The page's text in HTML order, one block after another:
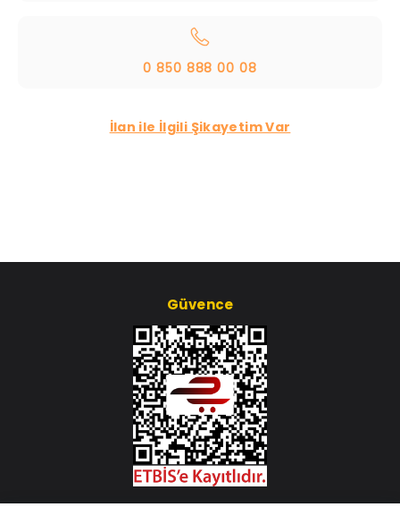
0 850 888 00 08
İlan ile İlgili Şikayetim Var
Güvence